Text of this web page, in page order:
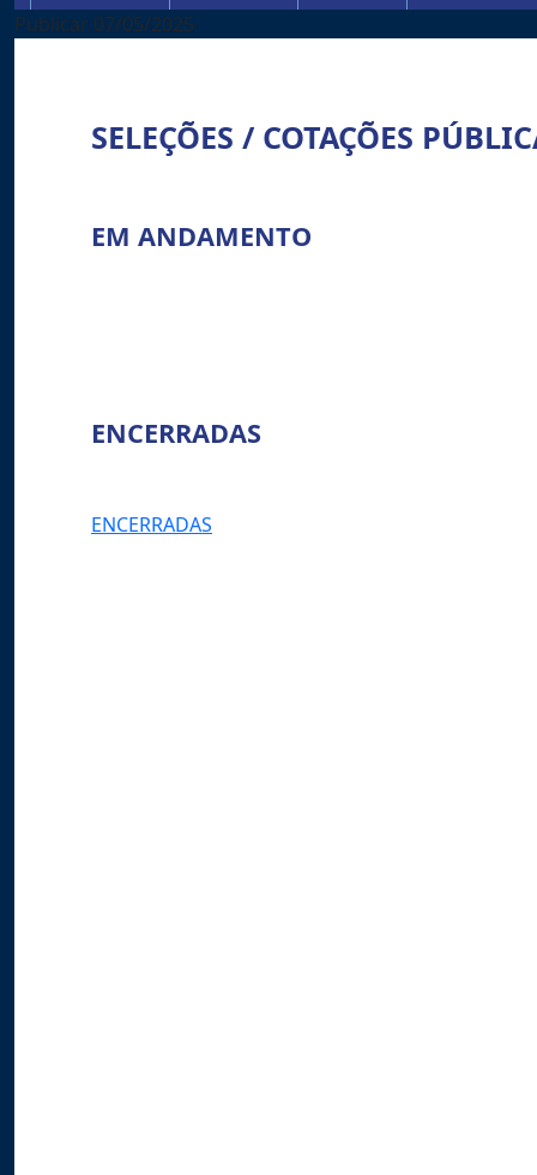
Publicar 07/05/2025
SELEÇÕES / COTAÇÕES
EM ANDAMENTO
ENCERRADAS
ENCERRADAS